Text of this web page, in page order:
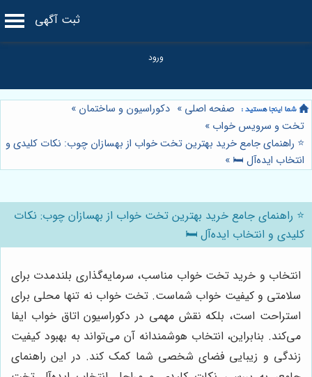
ثبت آگهی
صفحه اصلی » دکوراسیون و ساختمان »
تخت و سرویس خواب »
⭐️ راهنمای جامع خرید بهترین تخت خواب از بهسازان چوب: نکات کلیدی و
انتخاب ایده‌آل 🛏️ »
⭐️ راهنمای جامع خرید بهترین تخت خواب از بهسازان چوب: نکات
کلیدی و انتخاب ایده‌آل 🛏️
انتخاب و خرید تخت خواب مناسب، سرمایه‌گذاری بلندمدت برای
سلامتی و کیفیت خواب شماست. تخت خواب نه تنها محلی برای
استراحت است، بلکه نقش مهمی در دکوراسیون اتاق خواب ایفا
می‌کند. بنابراین، انتخاب هوشمندانه آن می‌تواند به بهبود کیفیت
زندگی و زیبایی فضای شخصی شما کمک کند. در این راهنمای